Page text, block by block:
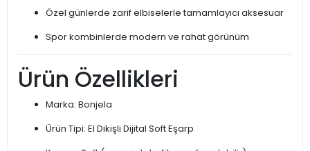
Özel günlerde zarif elbiselerle tamamlayıcı aksesuar
Spor kombinlerde modern ve rahat görünüm
Ürün Özellikleri
Marka: Bonjela
Ürün Tipi: El Dikişli Dijital Soft Eşarp